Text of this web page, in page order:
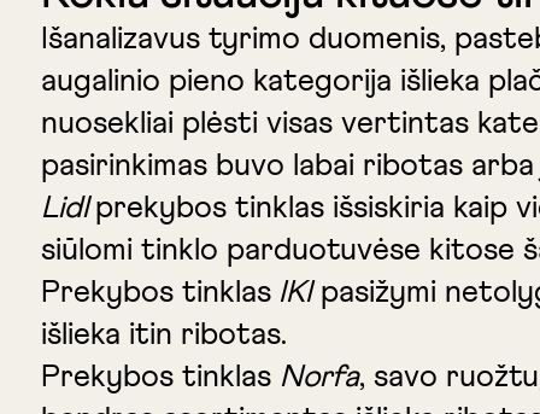
Išanalizavus tyrimo duomenis,
augalinio pieno kategorija išlieka
nuosekliai plėsti visas vertintas
pasirinkimas buvo labai ribotas
Lidlprekybos tinklas išsiskiria kaip
siūlomi tinklo parduotuvėse kitose
Prekybos tinklasIKIpasižymi
išlieka itin ribotas.
Prekybos tinklas Norfa, savo